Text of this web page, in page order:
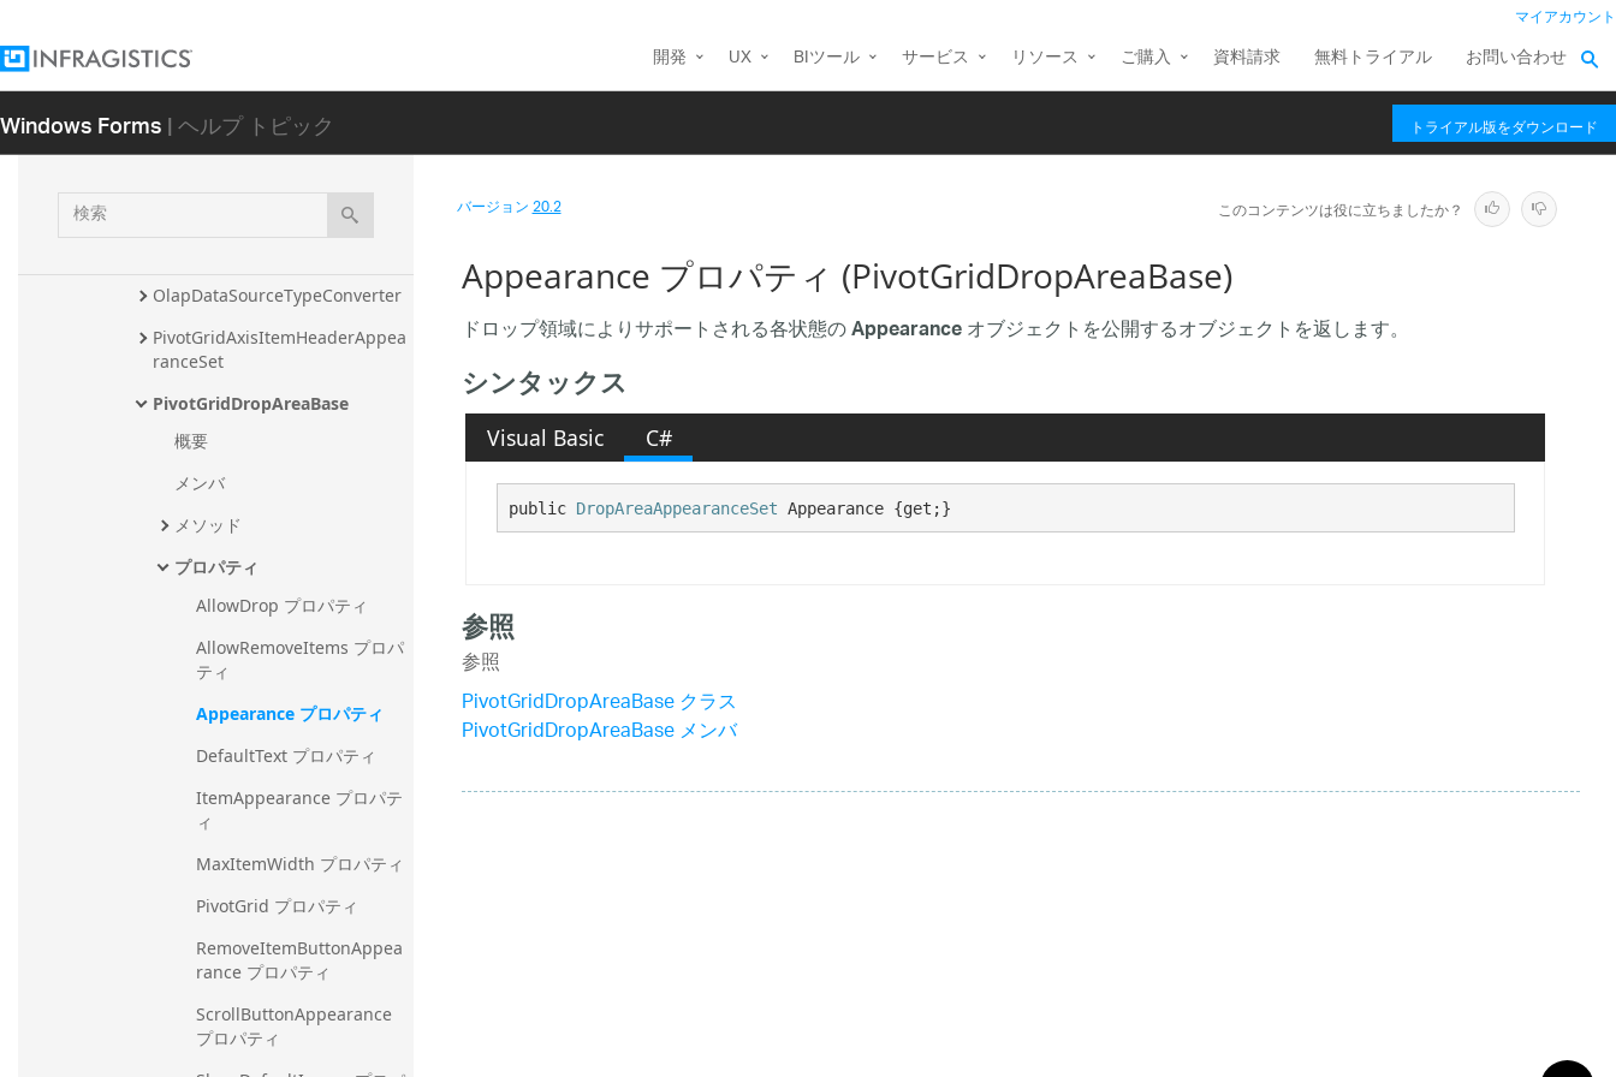
マイアカウント
開発 UX BIツール サービス リソース ご購入 資料請求 無料トライアル お問い合わせ
Windows Forms| ヘルプ トピック トライアル版をダウンロード
検
索
InitializeColumnEventArgs
gs
OlapDataSourceTypeConverter
PivotGridAxisItemHeaderAppea
ranceSet
PivotGridDropAreaBase
概要
メンバ
メソッド
プロパティ
AllowDrop プロパティ
AllowRemoveItems プロパ
ティ
Appearance プロパティ
DefaultText プロパティ
ItemAppearance プロパテ
ィ
MaxItemWidth プロパティ
PivotGrid プロパティ
RemoveItemButtonAppea
rance プロパティ
ScrollButtonAppearance
プロパティ
バージョン20.2 このコンテンツは役に立ちましたか？
Appearance プロパティ (PivotGridDropAreaBase)
ドロップ領域によりサポートされる各状態のAppearanceオブジェクトを公開するオブジェクトを返します。
シンタックス
Visual Basic C#
public DropAreaAppearanceSet Appearance {get;}
参照
参照
PivotGridDropAreaBase クラス
PivotGridDropAreaBase メンバ